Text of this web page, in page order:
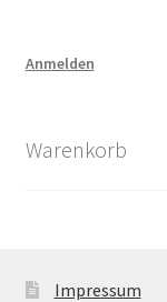
Anmelden
Warenkorb
Impressum